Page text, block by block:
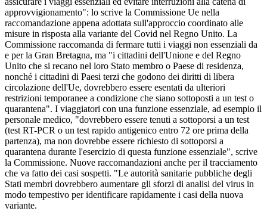
approvvigionamento": lo scrive la Commissione Ue nella
raccomandazione appena adottata sull'approccio coordinato alle
misure in risposta alla variante del Covid nel Regno Unito. La
Commissione raccomanda di fermare tutti i viaggi non essenziali da
e per la Gran Bretagna, ma "i cittadini dell'Unione e del Regno
Unito che si recano nel loro Stato membro o Paese di residenza,
nonché i cittadini di Paesi terzi che godono dei diritti di libera
circolazione dell'Ue, dovrebbero essere esentati da ulteriori
restrizioni temporanee a condizione che siano sottoposti a un test o
quarantena". I viaggiatori con una funzione essenziale, ad esempio il
personale medico, "dovrebbero essere tenuti a sottoporsi a un test
(test RT-PCR o un test rapido antigenico entro 72 ore prima della
partenza), ma non dovrebbe essere richiesto di sottoporsi a
quarantena durante l'esercizio di questa funzione essenziale", scrive
la Commissione. Nuove raccomandazioni anche per il tracciamento
che va fatto dei casi sospetti. "Le autorità sanitarie pubbliche degli
Stati membri dovrebbero aumentare gli sforzi di analisi del virus in
modo tempestivo per identificare rapidamente i casi della nuova
variante.